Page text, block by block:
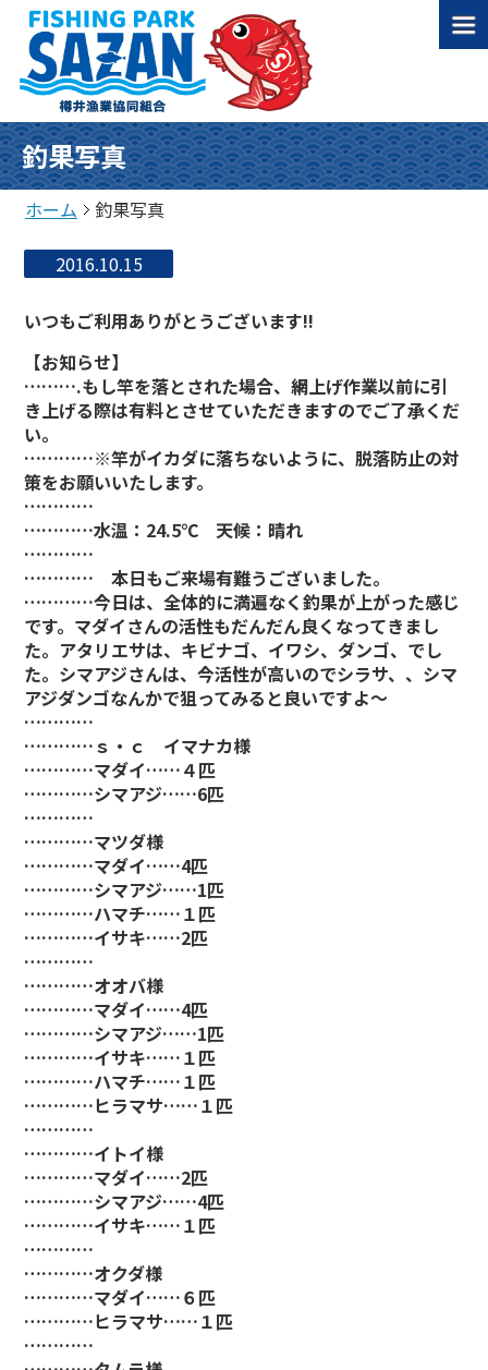
釣果写真
ホーム 釣果写真
2016.10.15
いつもご利用ありがとうございます!!
【お知らせ】
……….もし竿を落とされた場合、網上げ作業以前に引
き上げる際は有料とさせていただきますのでご了承くだ
い。
…………※竿がイカダに落ちないように、脱落防止の対
策をお願いいたします。
…………
…………水温：24.5℃ 天候：晴れ
…………
………… 本日もご来場有難うございました。
…………今日は、全体的に満遍なく釣果が上がった感じ
です。マダイさんの活性もだんだん良くなってきまし
た。アタリエサは、キビナゴ、イワシ、ダンゴ、でし
た。シマアジさんは、今活性が高いのでシラサ、、シマ
アジダンゴなんかで狙ってみると良いですよ～
…………
…………ｓ・ｃ イマナカ様
…………マダイ……４匹
…………シマアジ……6匹
…………
…………マツダ様
…………マダイ……4匹
…………シマアジ……1匹
…………ハマチ……１匹
…………イサキ……2匹
…………
…………オオバ様
…………マダイ……4匹
…………シマアジ……1匹
…………イサキ……１匹
…………ハマチ……１匹
…………ヒラマサ……１匹
…………
…………イトイ様
…………マダイ……2匹
…………シマアジ……4匹
…………イサキ……１匹
…………
…………オクダ様
…………マダイ……６匹
…………ヒラマサ……１匹
…………